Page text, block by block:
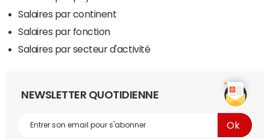
Salaires par continent
Salaires par fonction
Salaires par secteur d'activité
NEWSLETTER QUOTIDIENNE